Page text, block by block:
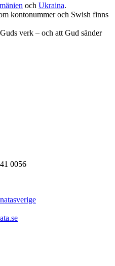
och Ukraina.
kontonummer och Swish finns
verk – och att Gud sänder
0056